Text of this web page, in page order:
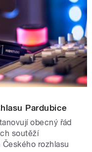
Pardubice
obecný řád
soutěží
rozhlasu